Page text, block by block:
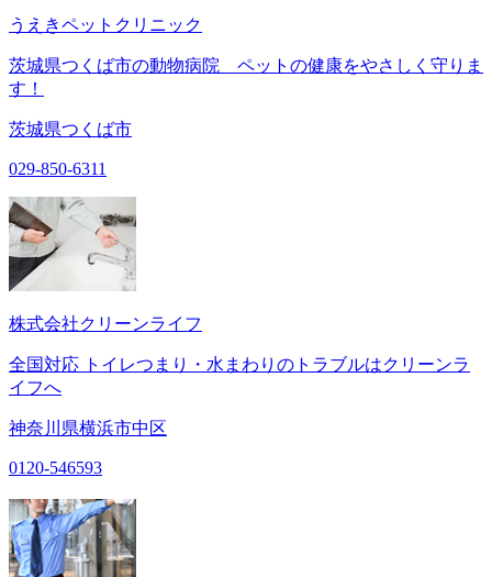
うえきペットクリニック
茨城県つくば市の動物病院 ペットの健康をやさしく守りま
す！
茨城県つくば市
029-850-6311
株式会社クリーンライフ
全国対応 トイレつまり・水まわりのトラブルはクリーンラ
イフへ
神奈川県横浜市中区
0120-546593